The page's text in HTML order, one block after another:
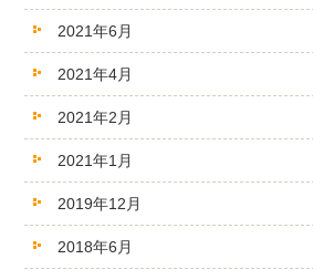
2021年6月
2021年4月
2021年2月
2021年1月
2019年12月
2018年6月